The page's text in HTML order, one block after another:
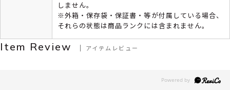
しません。
※外箱・保存袋・保証書・等が付属している場合、
それらの状態は商品ランクには含まれません。
Item Review アイテムレビュー